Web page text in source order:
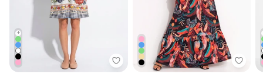
+
Quintess - Vestido com Bolsos